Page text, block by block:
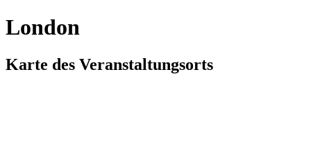
London
Karte des Veranstaltungsorts